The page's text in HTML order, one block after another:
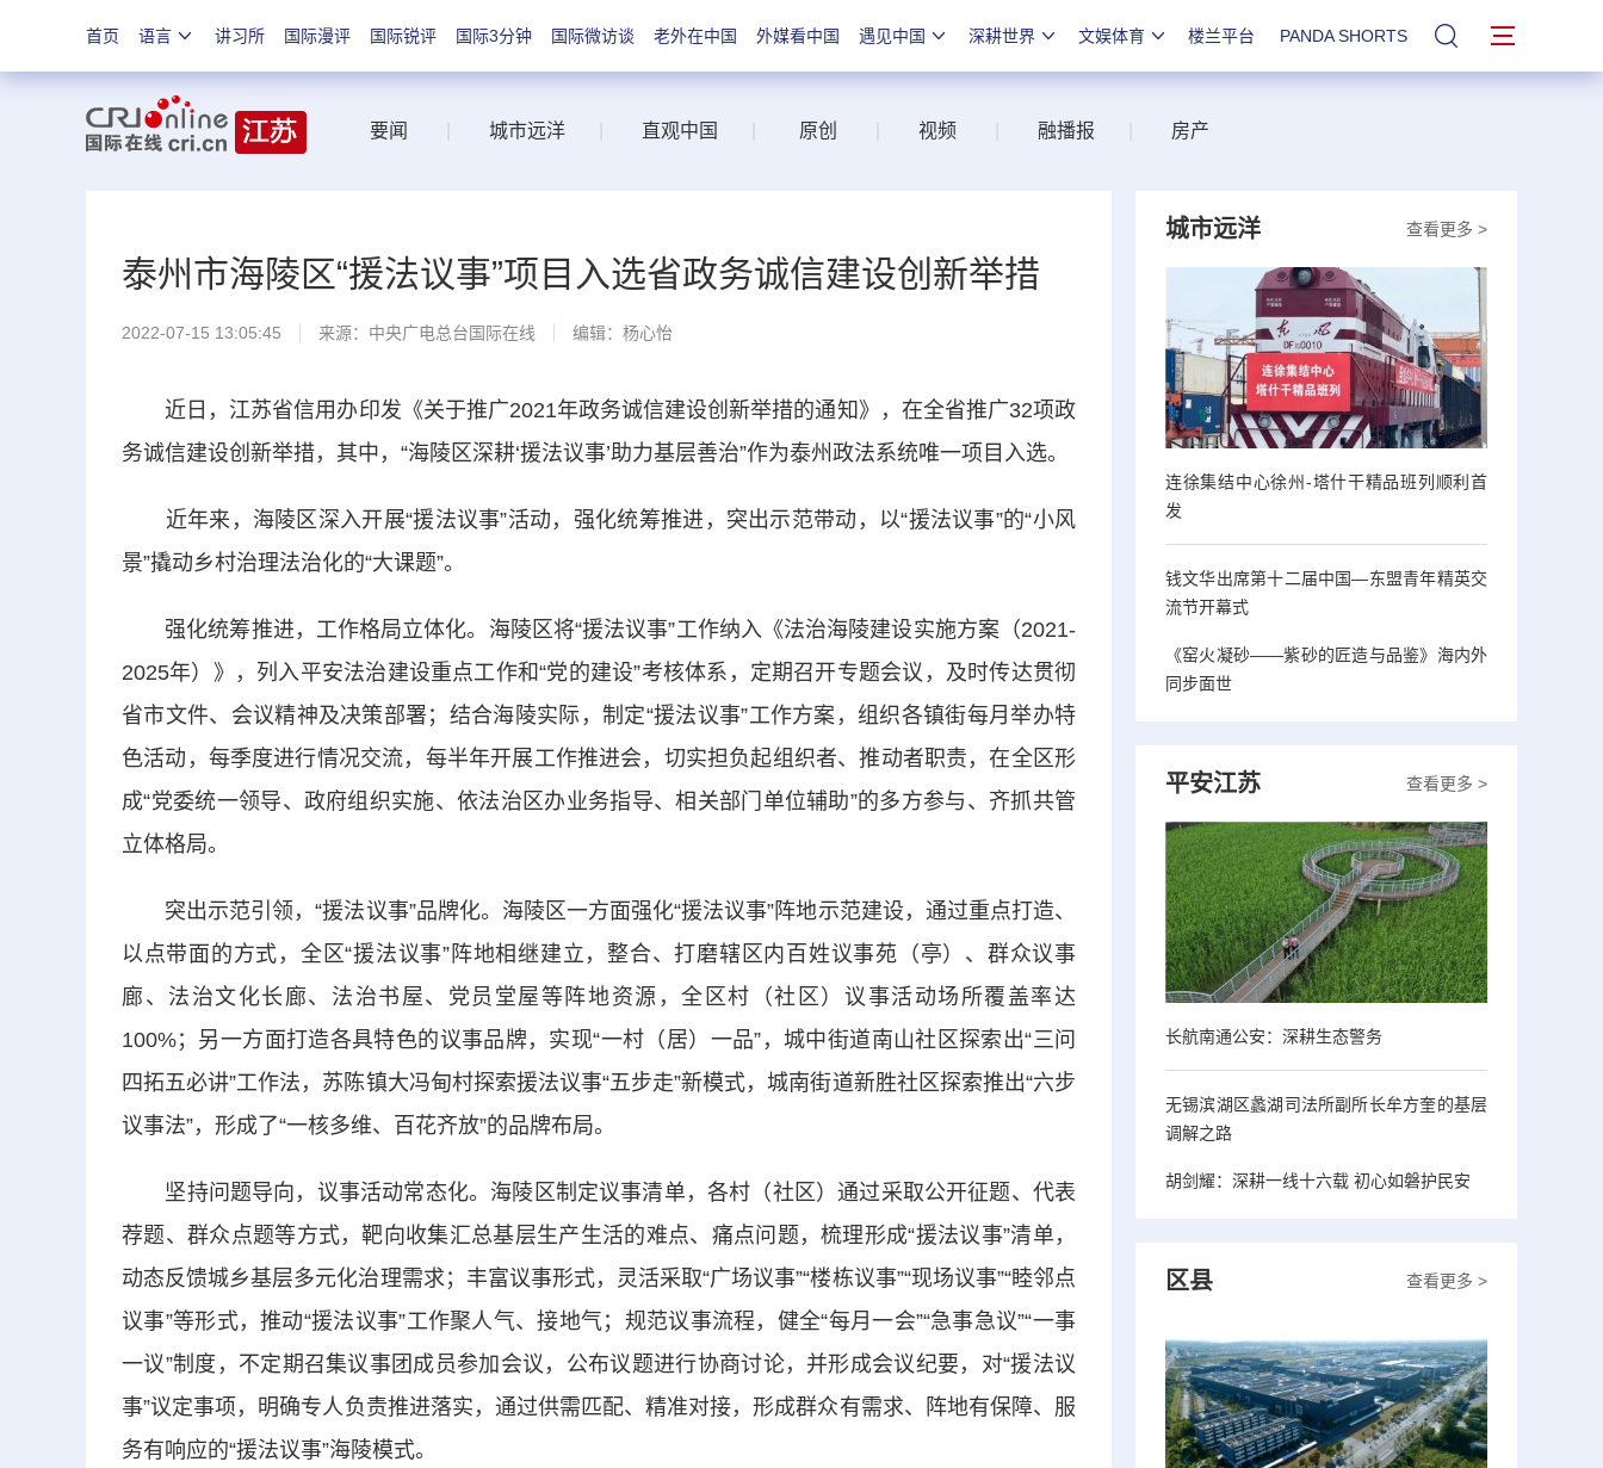
首页 语言 讲习所 国际漫评 国际锐评 国际3分钟 国际微访谈 老外在中国 外媒看中国 遇见中国 深耕世界 文娱体育 楼兰平台 PANDA SHORTS 站内搜索
要闻 城市远洋 直观中国 原创 视频 融播报 房产
泰州市海陵区“援法议事”项目入选省政务诚信建设创新举措
2022-07-15 13:05:45 来源：中央广电总台国际在线 编辑：杨心怡
近日，江苏省信用办印发《关于推广2021年政务诚信建设创新举措的通知》，在全省推广32项政
务诚信建设创新举措，其中，“海陵区深耕‘援法议事’助力基层善治”作为泰州政法系统唯一项目入选。
近年来，海陵区深入开展“援法议事”活动，强化统筹推进，突出示范带动，以“援法议事”的“小风
景”撬动乡村治理法治化的“大课题”。
强化统筹推进，工作格局立体化。海陵区将“援法议事”工作纳入《法治海陵建设实施方案（2021-
2025年）》，列入平安法治建设重点工作和“党的建设”考核体系，定期召开专题会议，及时传达贯彻
省市文件、会议精神及决策部署；结合海陵实际，制定“援法议事”工作方案，组织各镇街每月举办特
色活动，每季度进行情况交流，每半年开展工作推进会，切实担负起组织者、推动者职责，在全区形
成“党委统一领导、政府组织实施、依法治区办业务指导、相关部门单位辅助”的多方参与、齐抓共管
立体格局。
突出示范引领，“援法议事”品牌化。海陵区一方面强化“援法议事”阵地示范建设，通过重点打造、
以点带面的方式，全区“援法议事”阵地相继建立，整合、打磨辖区内百姓议事苑（亭）、群众议事
廊、法治文化长廊、法治书屋、党员堂屋等阵地资源，全区村（社区）议事活动场所覆盖率达
100%；另一方面打造各具特色的议事品牌，实现“一村（居）一品”，城中街道南山社区探索出“三问
四拓五必讲”工作法，苏陈镇大冯甸村探索援法议事“五步走”新模式，城南街道新胜社区探索推出“六步
议事法”，形成了“一核多维、百花齐放”的品牌布局。
坚持问题导向，议事活动常态化。海陵区制定议事清单，各村（社区）通过采取公开征题、代表
荐题、群众点题等方式，靶向收集汇总基层生产生活的难点、痛点问题，梳理形成“援法议事”清单，
动态反馈城乡基层多元化治理需求；丰富议事形式，灵活采取“广场议事”“楼栋议事”“现场议事”“睦邻点
议事”等形式，推动“援法议事”工作聚人气、接地气；规范议事流程，健全“每月一会”“急事急议”“一事
一议”制度，不定期召集议事团成员参加会议，公布议题进行协商讨论，并形成会议纪要，对“援法议
事”议定事项，明确专人负责推进落实，通过供需匹配、精准对接，形成群众有需求、阵地有保障、服
务有响应的“援法议事”海陵模式。
查看更多 >
城市远洋
连徐集结中心徐州-塔什干精品班列顺利首
发
钱文华出席第十二届中国—东盟青年精英交
流节开幕式
《窑火凝砂——紫砂的匠造与品鉴》海内外
同步面世
查看更多 >
平安江苏
长航南通公安：深耕生态警务
无锡滨湖区蠡湖司法所副所长牟方奎的基层
调解之路
胡剑耀：深耕一线十六载 初心如磐护民安
查看更多 >
区县